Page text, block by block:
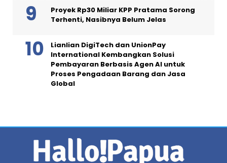
Proyek Rp30 Miliar KPP Pratama Sorong
Terhenti, Nasibnya Belum Jelas
Lianlian DigiTech dan UnionPay
International Kembangkan Solusi
Pembayaran Berbasis Agen AI untuk
Proses Pengadaan Barang dan Jasa
Global